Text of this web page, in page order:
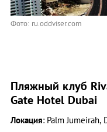
Фото: ru.oddviser.com
Пляжный клуб
Gate Hotel Dubai
Локация: Palm Jumeirah,